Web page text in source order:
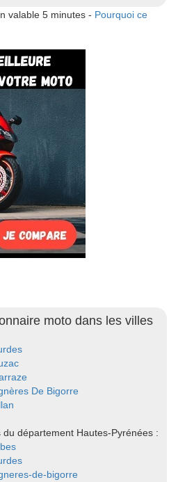
valable 5 minutes - Pourquoi ce
moto dans les villes
De Bigorre
département Hautes-Pyrénées :
de-bigorre